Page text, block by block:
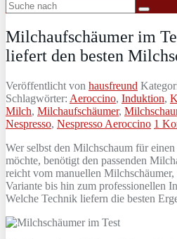
Milchaufschäumer im
liefert den besten
Veröffentlicht von hausfreund
Schlagwörter: Aeroccino, Induktion,
Milch, Milchaufschäumer,
Nespresso, Nespresso Aeroccino 1
Wer selbst den Milchschaum für
möchte, benötigt den passenden
reicht vom manuellen Milchschäumer,
Variante bis hin zum professionellen
Welche Technik liefern die besten